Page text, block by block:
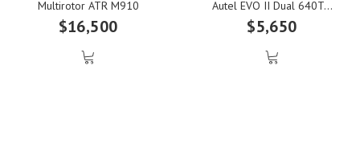
Multirotor ATR M910
$16,500
Autel EVO II Dual 640T...
$5,650